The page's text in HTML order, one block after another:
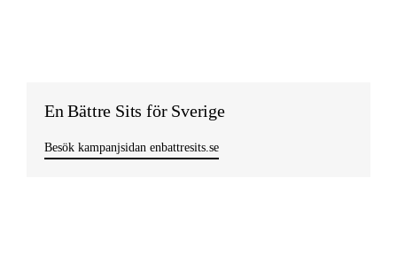
En Bättre Sits för Sverige
Besök kampanjsidan enbattresits.se